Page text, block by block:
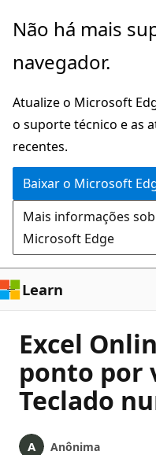
Pular
o
principal
Não há mais
navegador.
Atualize o Microsoft
o suporte técnico e as
recentes.
Baixar o Microsoft
Mais informações
Microsoft Edge
Learn
Excel
ponto por
Teclado
Anônima